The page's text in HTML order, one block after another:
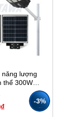
-3%
lượng
thể 300W
₫